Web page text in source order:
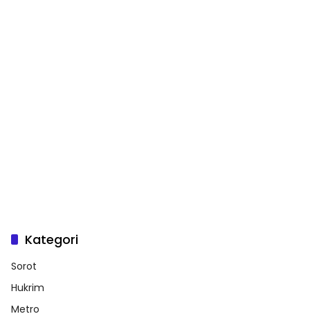
Kategori
Sorot
Hukrim
Metro